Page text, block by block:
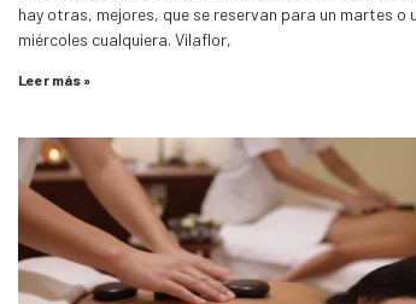
hay otras, mejores, que se reservan para un martes o
miércoles cualquiera. Vilaflor,
Leer más »